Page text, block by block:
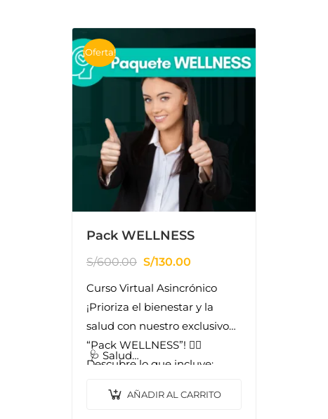
¡Oferta!
Pack WELLNESS
S/600.00 S/130.00
Curso Virtual Asincrónico
¡Prioriza el bienestar y la
salud con nuestro exclusivo
“Pack WELLNESS”! 🤸‍♀️
Descubre lo que incluye:
🩺 Salud…
AÑADIR AL CARRITO